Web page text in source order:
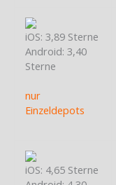
iOS: 3,89 Sterne
Android: 3,40
Sterne
nur
Einzeldepots
iOS: 4,65 Sterne